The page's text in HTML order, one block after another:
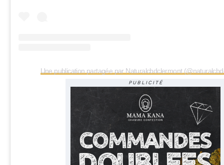
Une publication partagée par Naturalcbdclermont
PUBLICITÉ